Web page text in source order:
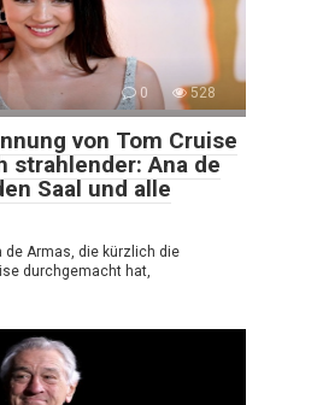
0 528
von Tom Cruise
strahlender: Ana de
Saal und alle
de Armas, die kürzlich die
durchgemacht hat,